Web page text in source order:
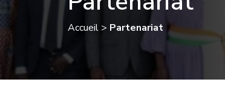
Accueil > Partenariat